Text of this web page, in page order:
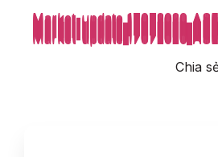
Market-
Market-
Market-
Market-
Market-
Market-
Market-
Market-
Market-
Market-
Market-
Market-
Market-
Market-
Market-
Market-
Market-
Market-
Market-
Market-
Market-
Market-
Market-
Market-
Chia